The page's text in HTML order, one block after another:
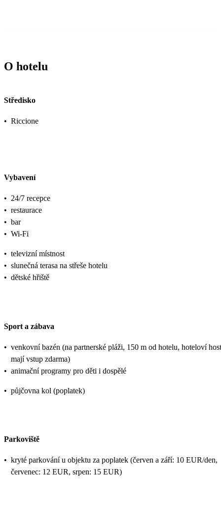
O hotelu
Středisko
• Riccione
Vybavení
• 24/7 recepce
• restaurace
• bar
• Wi-Fi
• televizní místnost
• slunečná terasa na střeše hotelu
• dětské hřiště
Sport a zábava
• venkovní bazén (na partnerské pláži, 150 m od hotelu, hoteloví
mají vstup zdarma)
• animační programy pro děti i dospělé
• půjčovna kol (poplatek)
Parkoviště
• kryté parkování u objektu za poplatek (červen a září: 10 EUR/den,
červenec: 12 EUR, srpen: 15 EUR)